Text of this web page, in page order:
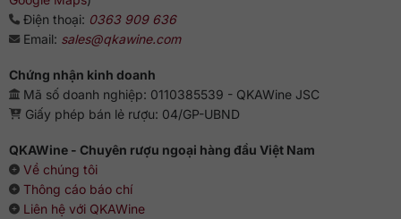
Điện thoại: 0363 909 636
Email: sales@qkawine.com
Chứng nhận kinh doanh
Mã số doanh nghiệp: 0110385539 - QKAWine JSC
Giấy phép bán lẻ rượu: 04/GP-UBND
QKAWine - Chuyên rượu ngoại hàng đầu Việt Nam
Về chúng tôi
Thông cáo báo chí
Liên hệ với QKAWine